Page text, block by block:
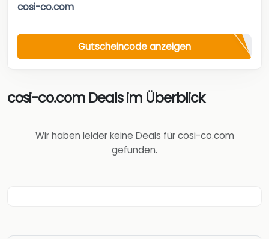
cosi-co.com
Gutscheincode anzeigen
cosi-co.com Deals im Überblick
Wir haben leider keine Deals für cosi-co.com
gefunden.